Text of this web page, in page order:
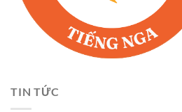
TIN TỨC